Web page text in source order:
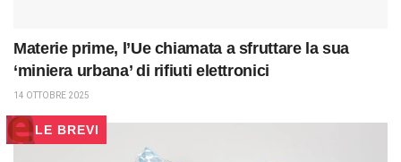
Materie prime, l’Ue chiamata a sfruttare la sua
‘miniera urbana’ di rifiuti elettronici
14 OTTOBRE 2025
LE BREVI